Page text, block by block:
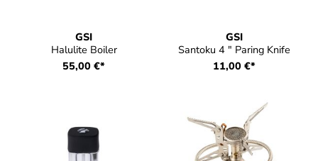
GSI
Halulite Boiler
55,00 €*
GSI
Santoku 4 " Paring Knife
11,00 €*